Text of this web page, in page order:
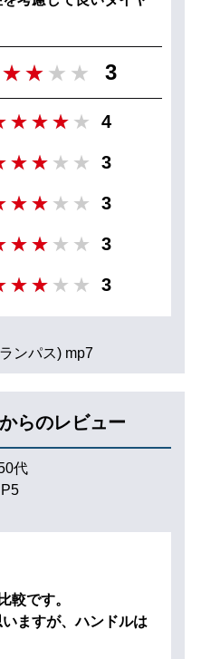
3
4
3
3
3
3
ンパス) mp7
らのレビュー
代
較です。
ますが、ハンドルは